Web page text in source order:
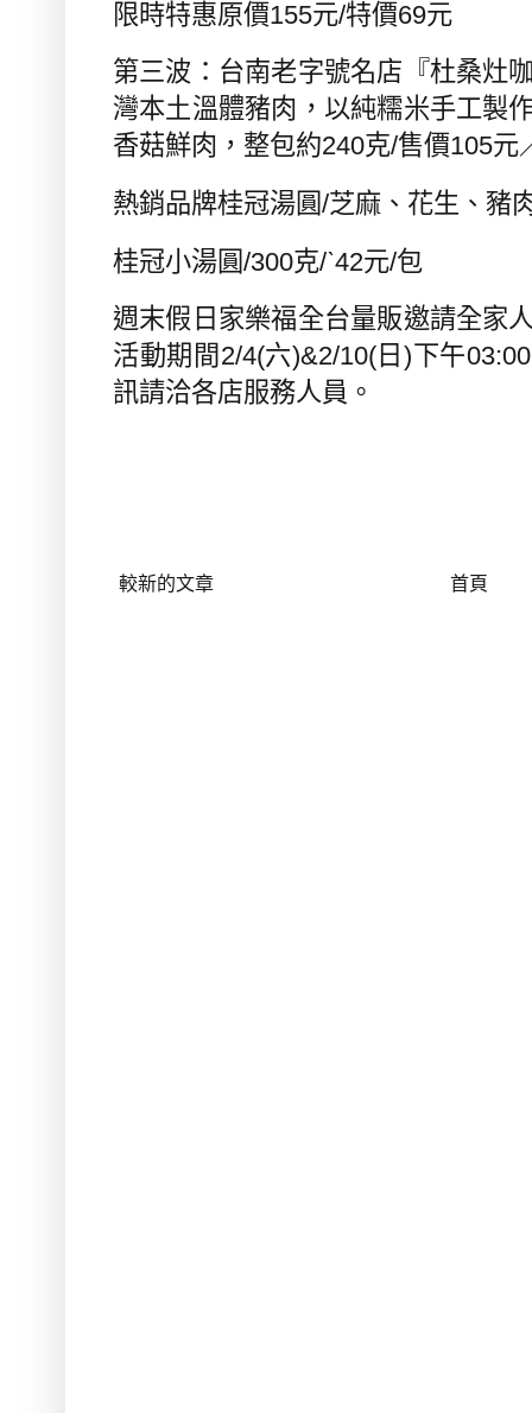
限時特惠原價155元/特價69元
第三波：台南老字號名店『杜桑灶
灣本土溫體豬肉，以純糯米手工製
香菇鮮肉，整包約240克/售價105元
熱銷品牌桂冠湯圓/芝麻、花生、豬
桂冠小湯圓/300克/ˋ42元/包
週末假日家樂福全台量販邀請全家
活動期間 2/4(六)&2/10(日)下午
訊請洽各店服務人員。
較新的文章 首頁